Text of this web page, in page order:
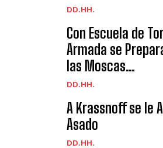
DD.HH.
Con Escuela de
Armada se
las Moscas…
DD.HH.
A Krassnoff se le
Asado
DD.HH.